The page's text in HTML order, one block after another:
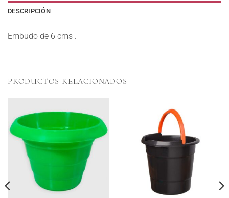
DESCRIPCIÓN
Embudo de 6 cms .
PRODUCTOS RELACIONADOS